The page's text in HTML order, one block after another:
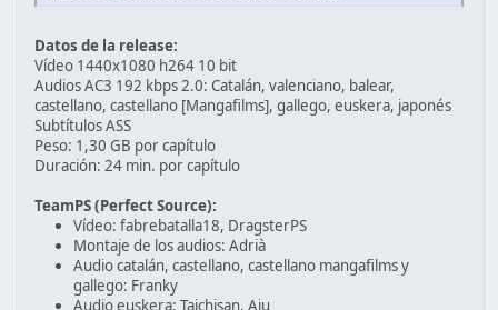
Datos de la release:
Vídeo 1440x1080 h264 10 bit
Audios AC3 192 kbps 2.0: Catalán, valenciano, balear,
castellano, castellano [Mangafilms], gallego, euskera, japonés
Subtítulos ASS
Peso: 1,30 GB por capítulo
Duración: 24 min. por capítulo
TeamPS (Perfect Source):
Vídeo: fabrebatalla18, DragsterPS
Montaje de los audios: Adrià
Audio catalán, castellano, castellano mangafilms y
gallego: Franky
Audio euskera: Taichisan, Aju